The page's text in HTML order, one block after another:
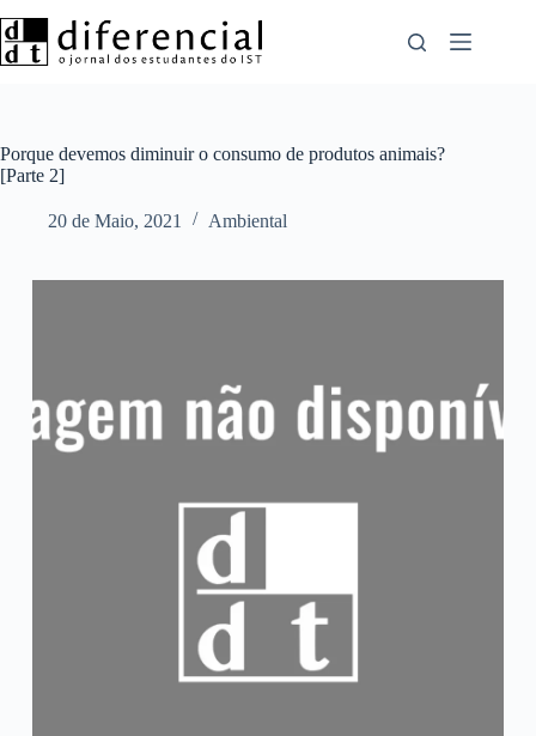
para
o
Porque devemos diminuir o consumo de produtos animais?
[Parte 2]
20 de Maio, 2021 Ambiental